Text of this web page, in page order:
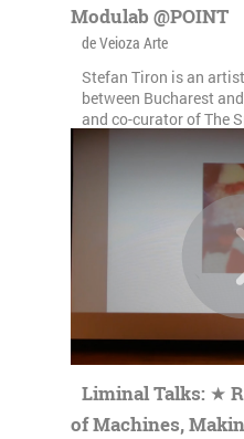
Modulab @POINT
de Veioza Arte
Stefan Tiron is an
between Bucharest
and co-curator of The
Liminal Talks: ★
of Machines,